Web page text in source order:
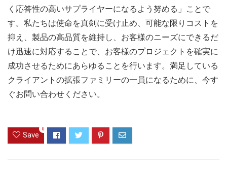
く応答性の高いサプライヤーになるよう努める」ことで
す。私たちは使命を真剣に受け止め、可能な限りコストを
抑え、製品の高品質を維持し、お客様のニーズにできるだ
け迅速に対応することで、お客様のプロジェクトを確実に
成功させるためにあらゆることを行います。満足している
クライアントの拡張ファミリーの一員になるために、今す
ぐお問い合わせください。
Save
0